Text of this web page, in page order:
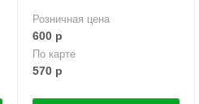
Розничная цена
600р
По карте
570р